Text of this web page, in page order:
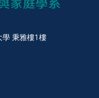
秉雅樓1樓